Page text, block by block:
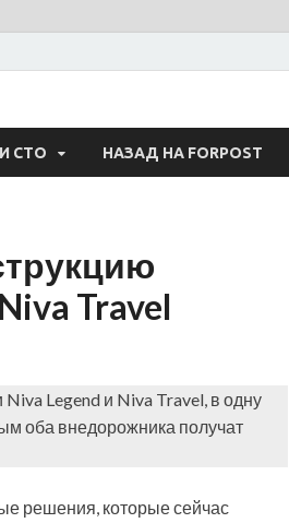
СТО НАЗАД НА FORPOST
Travel
Legend и Niva Travel, в одну
оба внедорожника получат
решения, которые сейчас